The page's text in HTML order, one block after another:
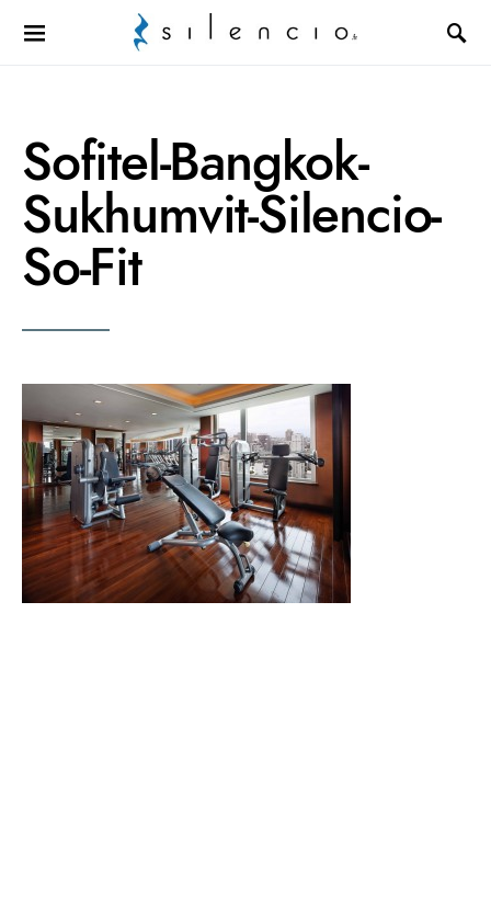
Search for:
Sofitel-Bangkok-
Sukhumvit-Silencio-
So-Fit